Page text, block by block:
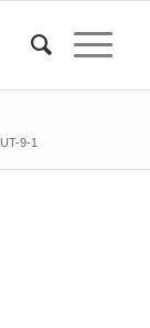
9-1